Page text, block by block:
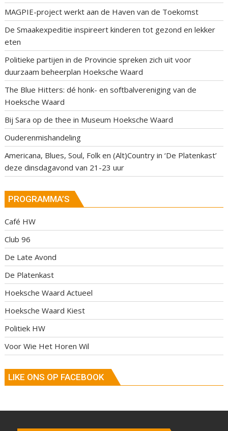
MAGPIE-project werkt aan de Haven van de Toekomst
De Smaakexpeditie inspireert kinderen tot gezond en lekker
eten
Politieke partijen in de Provincie spreken zich uit voor
duurzaam beheerplan Hoeksche Waard
The Blue Hitters: dé honk- en softbalvereniging van de
Hoeksche Waard
Bij Sara op de thee in Museum Hoeksche Waard
Ouderenmishandeling
Americana, Blues, Soul, Folk en (Alt)Country in ‘De Platenkast’
deze dinsdagavond van 21-23 uur
PROGRAMMA’S
Café HW
Club 96
De Late Avond
De Platenkast
Hoeksche Waard Actueel
Hoeksche Waard Kiest
Politiek HW
Voor Wie Het Horen Wil
LIKE ONS OP FACEBOOK